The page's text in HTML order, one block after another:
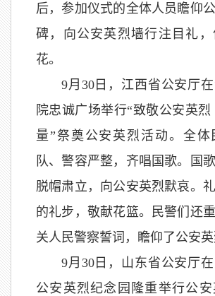
后，参加仪式的全体人员瞻仰
碑，向公安英烈墙行注目礼
花。
9月30日，江西省公安厅
院忠诚广场举行“致敬公安英
量”祭奠公安英烈活动。全体
队、警容严整，齐唱国歌。国
脱帽肃立，向公安英烈默哀。
的礼步，敬献花篮。民警们还
关人民警察誓词，瞻仰了公安英
9月30日，山东省公安厅
公安英烈纪念园隆重举行公